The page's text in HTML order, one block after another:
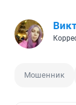
Мошенник